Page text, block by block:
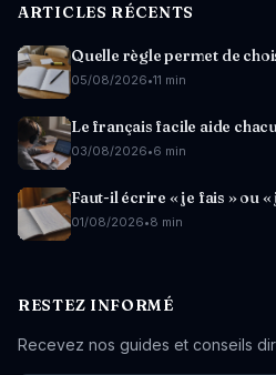
ARTICLES RÉCENTS
Quelle règle permet de
05/08/2026•11 min
Le français facile aide
03/08/2026•6 min
Faut-il écrire « je fais » ou «
01/08/2026•8 min
RESTEZ INFORMÉ
Recevez nos guides et conseils